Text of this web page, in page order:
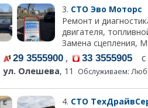
3. СТО Эво Моторс
Ремонт и
двигателя,
Замена сцепления,
29 3555900 , 33 3555905 с
ул. Олешева, 11 Обслуживаем:
4. СТО